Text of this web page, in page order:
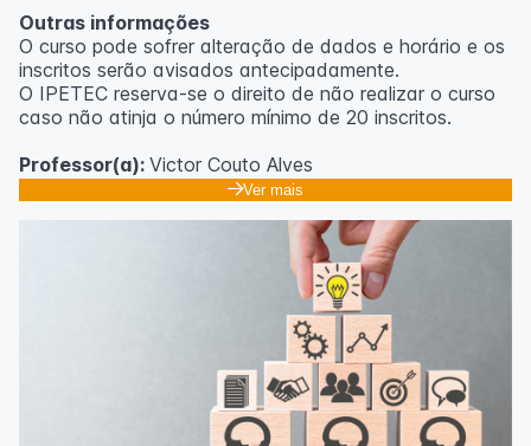
Outras informações
O curso pode sofrer alteração de dados e horário e os
inscritos serão avisados ​​antecipadamente.
O IPETEC reserva-se o direito de não realizar o curso
caso não atinja o número mínimo de 20 inscritos.
Professor(a): Victor Couto Alves
Ver mais